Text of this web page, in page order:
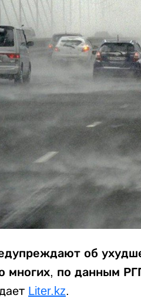
об
многих, по данным
Liter.kz.